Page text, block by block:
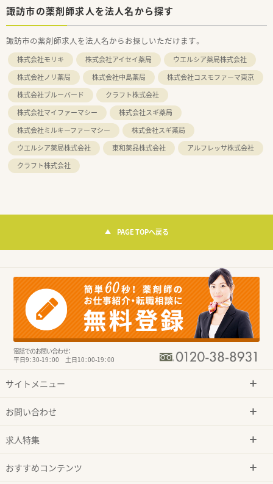
諏訪市の薬剤師求人を法人名から探す
諏訪市の薬剤師求人を法人名からお探しいただけます。
株式会社モリキ 株式会社アイセイ薬局
ウエルシア薬局株式会社
株式会社ノリ薬局
株式会社中島薬局
株式会社コスモファーマ東京
株式会社ブルーバード
クラフト株式会社
株式会社マイファーマシー
株式会社スギ薬局
株式会社ミルキーファーマシー
株式会社スギ薬局
ウエルシア薬局株式会社
東和薬品株式会社
アルフレッサ株式会社
クラフト株式会社
PAGE TOPへ戻る
電話でのお問い合わせ：
平日9：30-19：00 土日10：00-19：00
サイトメニュー
お問い合わせ
求人特集
おすすめコンテンツ